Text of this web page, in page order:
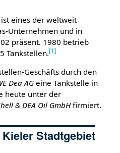
ist eines der weltweit
Unternehmen und in
präsent. 1980 betrieb
Tankstellen.[1]
Geschäfts durch den
Dea AG eine Tankstelle in
heute unter der
& DEA Oil GmbHfirmiert.
Stadtgebiet